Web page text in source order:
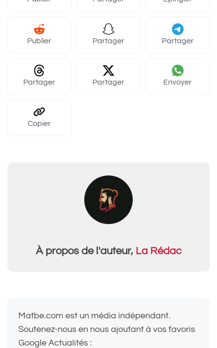
Publier Partager Partager
Partager Partager Envoyer
Copier
À propos de l'auteur, La Rédac
Matbe.com est un média indépendant.
Soutenez-nous en nous ajoutant à vos favoris
Google Actualités :